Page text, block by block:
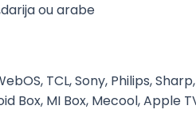
ou arabe
TCL, Sony, Philips,
Box, MI Box, Mecool, Apple